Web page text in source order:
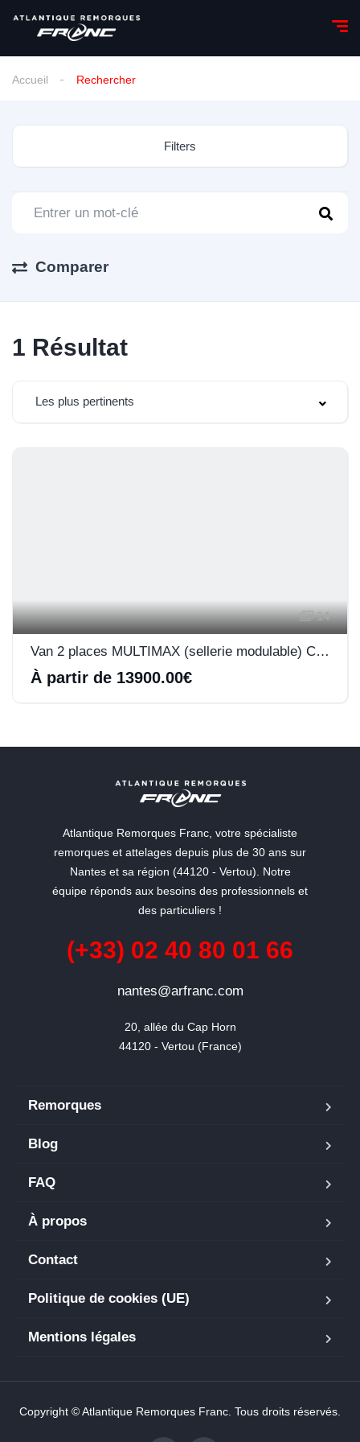
Accueil Rechercher
Filters
Comparer
1 Résultat
Les plus pertinents
14
Van 2 places MULTIMAX (sellerie modulable) Cheval Liberté
À partir de 13900.00€
Atlantique Remorques Franc, votre spécialiste
remorques et attelages depuis plus de 30 ans sur
Nantes et sa région (44120 - Vertou). Notre
équipe réponds aux besoins des professionnels et
des particuliers !
(+33) 02 40 80 01 66
nantes@arfranc.com
20, allée du Cap Horn
44120 - Vertou (France)
Remorques
Blog
FAQ
À propos
Contact
Politique de cookies (UE)
Mentions légales
Copyright © Atlantique Remorques Franc. Tous droits réservés.